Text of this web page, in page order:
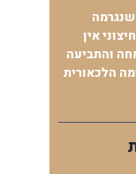
אין
והתביעה
הלכאורית